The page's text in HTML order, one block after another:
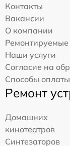
Контакты
Вакансии
О компании
Наши услуги
Согласие на
Способы оплаты
Ремонт
Домашних
кинотеатров
Синтезаторов